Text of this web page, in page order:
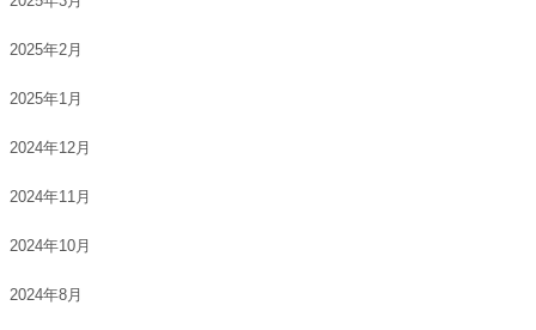
2025年2月
2025年1月
2024年12月
2024年11月
2024年10月
2024年8月